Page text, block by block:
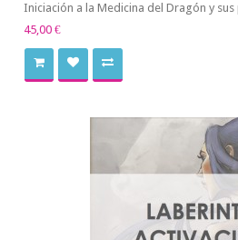
Iniciación a la Medicina del Dragón y
45,00 €